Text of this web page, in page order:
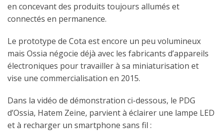
en concevant des produits toujours allumés et
connectés en permanence.
Le prototype de Cota est encore un peu volumineux
mais Ossia négocie déjà avec les fabricants d’appareils
électroniques pour travailler à sa miniaturisation et
vise une commercialisation en 2015.
Dans la vidéo de démonstration ci-dessous, le PDG
d’Ossia, Hatem Zeine, parvient à éclairer une lampe LED
et à recharger un smartphone sans fil :